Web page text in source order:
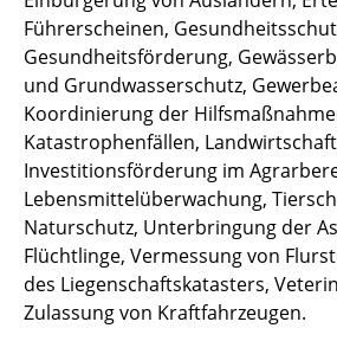
Führerscheinen,
Gesundheitsförderung,
und Grundwasserschutz,
Koordinierung der
Katastrophenfällen,
Investitionsförderung im
Lebensmittelüberwachung,
Naturschutz, Unterbringung der
Flüchtlinge, Vermessung von
des Liegenschaftskatasters,
Zulassung von Kraftfahrzeugen.